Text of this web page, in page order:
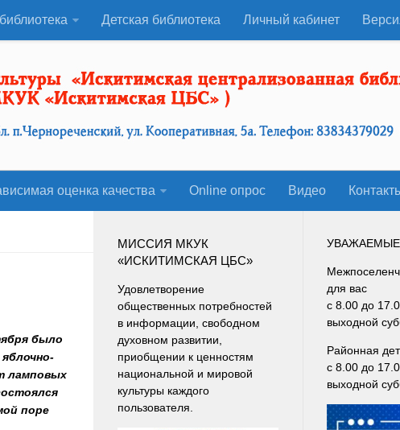
Детская библиотека Личный кабинет
оценка качества Оnline опрос Видео
было
ламповых
поре
УВАЖАЕМЫЕ
для вас
с 8.00 до
выходной
Районная
с 8.00 до
выходной
МИССИЯ МКУК
«ИСКИТИМСКАЯ ЦБС»
Удовлетворение
общественных потребностей
в информации, свободном
духовном развитии,
приобщении к ценностям
национальной и мировой
культуры каждого
пользователя.